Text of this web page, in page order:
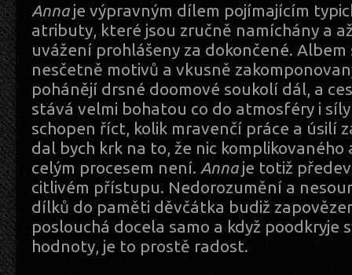
Annaje výpravným dílem pojímajícím
atributy, které jsou zručně namíchány a
uvážení prohlášeny za dokončené.
nesčetně motivů a vkusně
pohánějí drsné doomové soukolí dál, a
stává velmi bohatou co do atmosféry i
schopen říct, kolik mravenčí práce a úsilí
dal bych krk na to, že nic komplikovaného
celým procesem není. Annaje totiž
citlivém přístupu. Nedorozumění a
dílků do paměti děvčátka budiž
poslouchá docela samo a když poodkryje
hodnoty, je to prostě radost.